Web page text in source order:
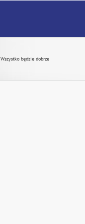
Wszystko będzie dobrze